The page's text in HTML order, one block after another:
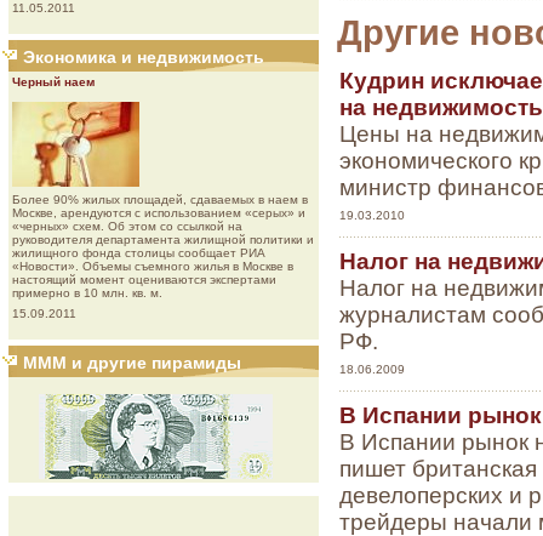
11.05.2011
Экономика и недвижимость
Черный наем
Более 90% жилых площадей, сдаваемых в наем в
Москве, арендуются с использованием «серых» и
«черных» схем. Об этом со ссылкой на
руководителя департамента жилищной политики и
жилищного фонда столицы сообщает РИА
«Новости». Объемы съемного жилья в Москве в
настоящий момент оцениваются экспертами
примерно в 10 млн. кв. м.
15.09.2011
МММ и другие пирамиды
Другие
Кудрин
на недвижимость
Цены на
экономического
министр
19.03.2010
Налог на
Налог на
журналистам
РФ.
18.06.2009
В Испании рынок
В Испании рынок
пишет
девелоперских и
трейдеры начали